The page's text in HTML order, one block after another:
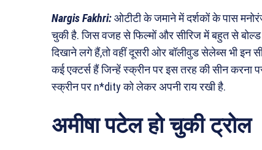
Nargis Fakhri:ओटीटी के जमाने में दर्शकों के पास
चुकी है. जिस वजह से फिल्मों और सीरिज में बहुत से
दिखाने लगे हैं,तो वहीं दूसरी ओर बॉलीवुड सेलेब्स भी
कई एक्टर्स हैं जिन्हें स्क्रीन पर इस तरह की सीन करना
स्क्रीन पर n*dity को लेकर अपनी राय रखी है.
अमीषा पटेल हो चुकी ट्रोल